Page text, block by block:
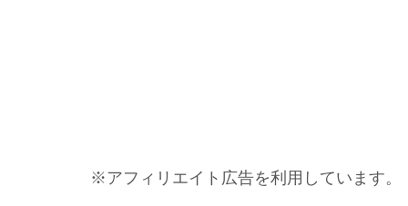
※アフィリエイト広告を利用しています。